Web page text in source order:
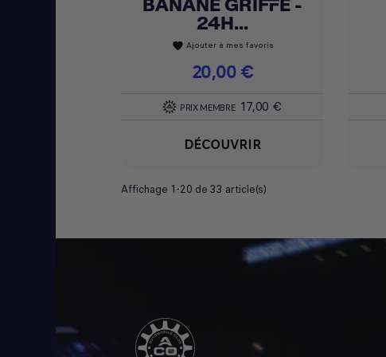
BANANE GRIFFE -
24H...
favorite Ajouter à mes favoris
Prix
20,00 €
PRIX MEMBRE 17,00 €
DÉCOUVRIR
Affichage 1-20 de 33 article(s)